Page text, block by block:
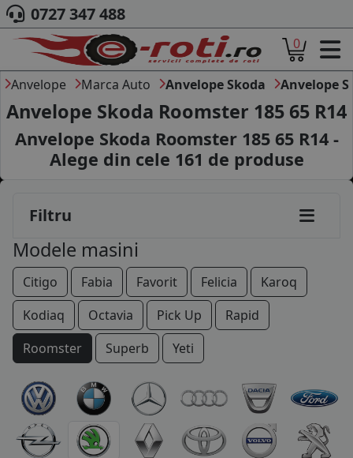
ACASA
DESPRE NOI
ANVELOPE
AUTO
CAMION
MOTO
MARCA AUTO
BLOG
B2B - COLABORARE COMPANII
CONT
CONTACT
0727 347 488
0
Anvelope Marca Auto Anvelope Skoda Anvelope
Anvelope Skoda Roomster 185 65 R14
Anvelope Skoda Roomster 185 65 R14 -
Alege din cele 161 de produse
Filtru
Modele masini
Citigo Fabia Favorit Felicia
Karoq
Kodiaq
Octavia Pick Up
Rapid
Roomster
Superb Yeti